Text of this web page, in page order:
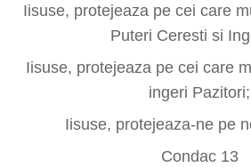
Iisuse, protejeaza pe cei care
Puteri Ceresti si
Iisuse, protejeaza pe cei care
ingeri Pazitori;
Iisuse, protejeaza-ne pe
Condac 13